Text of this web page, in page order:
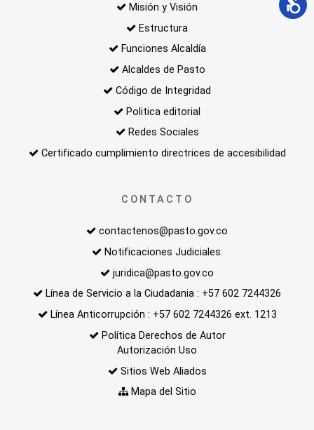
Misión y Visión
Estructura
Funciones Alcaldía
Alcaldes de Pasto
Código de Integridad
Politica editorial
Redes Sociales
Certificado cumplimiento directrices de accesibilidad
CONTACTO
contactenos@pasto.gov.co
Notificaciones Judiciales:
juridica@pasto.gov.co
Línea de Servicio a la Ciudadania : +57 602 7244326
Línea Anticorrupción : +57 602 7244326 ext. 1213
Política Derechos de Autor
Autorización Uso
Sitios Web Aliados
Mapa del Sitio